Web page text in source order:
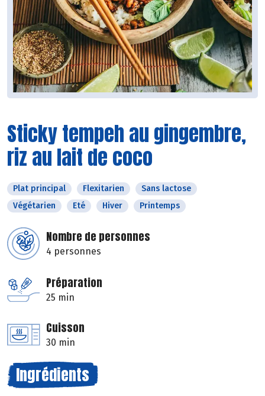
Sticky tempeh au gingembre,
riz au lait de coco
Plat principal Flexitarien
Sans lactose
Végétarien
Eté Hiver Printemps
Nombre de personnes
4 personnes
Préparation
25 min
Cuisson
30 min
Ingrédients